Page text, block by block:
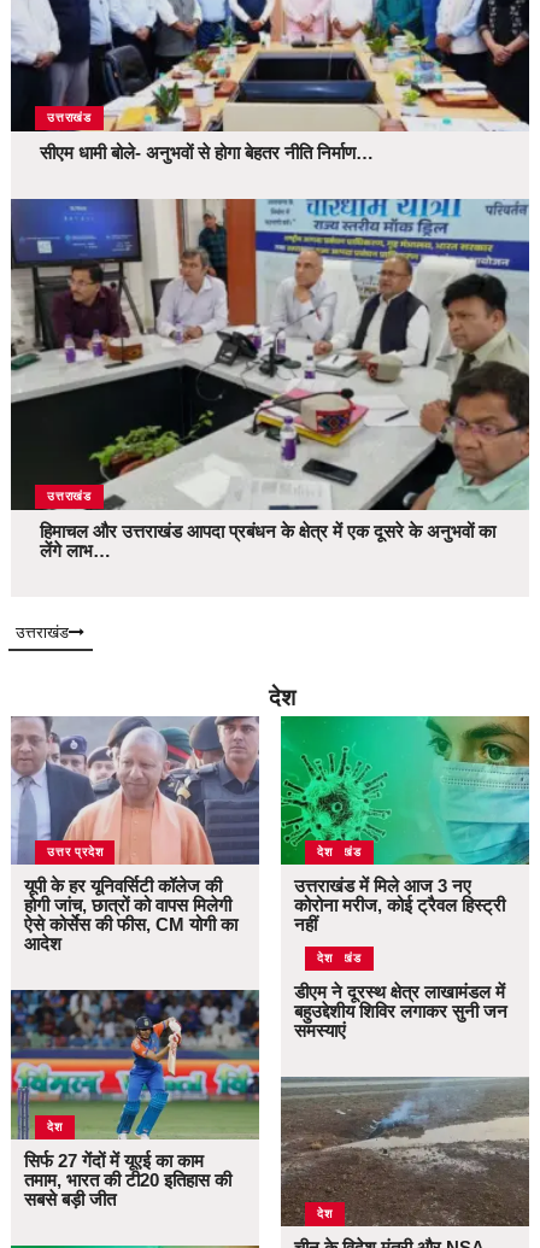
उत्तराखंड
सीएम धामी बोले- अनुभवों से होगा बेहतर नीति निर्माण…
उत्तराखंड
हिमाचल और उत्तराखंड आपदा प्रबंधन के क्षेत्र में एक दूसरे के अनुभवों का
लेंगे लाभ…
उत्तराखंड
देश
उत्तर प्रदेश
यूपी के हर यूनिवर्सिटी कॉलेज की
होगी जांच, छात्रों को वापस मिलेगी
ऐसे कोर्सेस की फीस, CM योगी का
आदेश
देश
सिर्फ 27 गेंदों में यूएई का काम
तमाम, भारत की टी20 इतिहास की
सबसे बड़ी जीत
उत्तराखंड
देश
उत्तराखंड में मिले आज 3 नए
कोरोना मरीज, कोई ट्रैवल हिस्ट्री
नहीं
उत्तराखंड
देश
डीएम ने दूरस्थ क्षेत्र लाखामंडल में
बहुउद्देशीय शिविर लगाकर सुनी जन
समस्याएं
देश